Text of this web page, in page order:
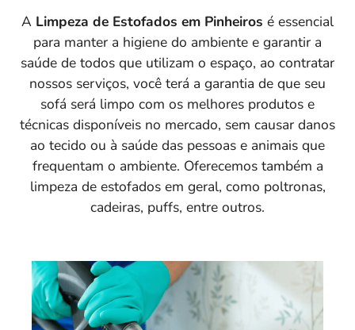
A Limpeza de Estofados em Pinheiros é essencial
para manter a higiene do ambiente e garantir a
saúde de todos que utilizam o espaço, ao contratar
nossos serviços, você terá a garantia de que seu
sofá será limpo com os melhores produtos e
técnicas disponíveis no mercado, sem causar danos
ao tecido ou à saúde das pessoas e animais que
frequentam o ambiente. Oferecemos também a
limpeza de estofados em geral, como poltronas,
cadeiras, puffs, entre outros.